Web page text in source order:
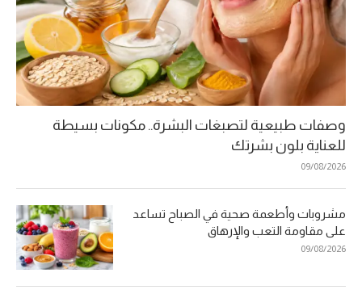
وصفات طبيعية لتصبغات البشرة.. مكونات بسيطة
للعناية بلون بشرتك
09/08/2026
مشروبات وأطعمة صحية في الصباح تساعد
على مقاومة التعب والإرهاق
09/08/2026